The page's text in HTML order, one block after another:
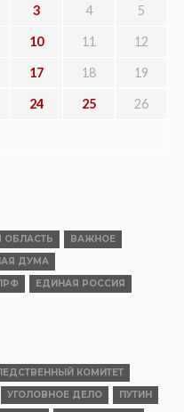
3 4 5
10 11 12
17 18 19
24 25 26
ОБЛАСТЬ
ВАЖНОЕ
ДУМА
ЕДИНАЯ РОССИЯ
КОМИТЕТ
УГОЛОВНОЕ ДЕЛО
ПУТИН